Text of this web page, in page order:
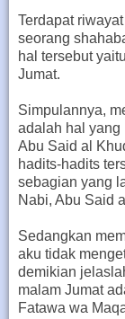
Terdapat
seorang
hal tersebut
Jumat.
Simpulannya,
adalah hal yang
Abu Said al
hadits-hadits
sebagian yang
Nabi, Abu Said
Sedangkan
aku tidak
demikian
malam Jumat
Fatawa wa